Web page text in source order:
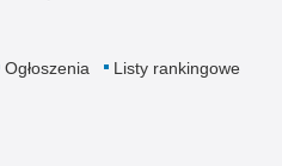
Ogłoszenia
Listy rankingowe